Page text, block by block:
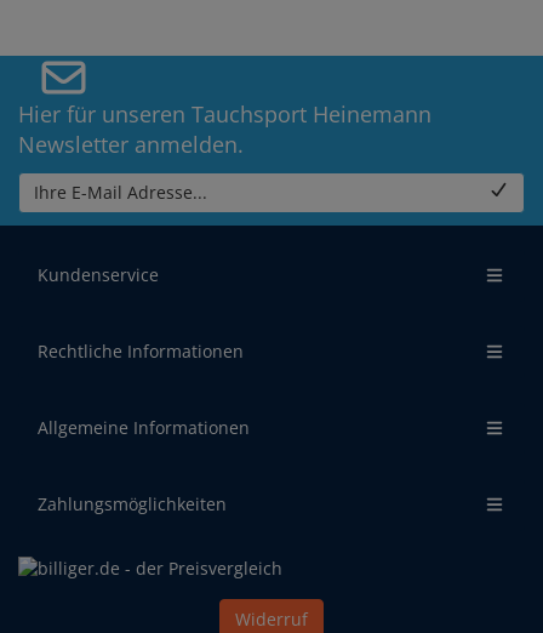
Hier für unseren Tauchsport Heinemann
Newsletter anmelden.
Ihre E-Mail Adresse...
Kundenservice
Rechtliche Informationen
Allgemeine Informationen
Zahlungsmöglichkeiten
Widerruf